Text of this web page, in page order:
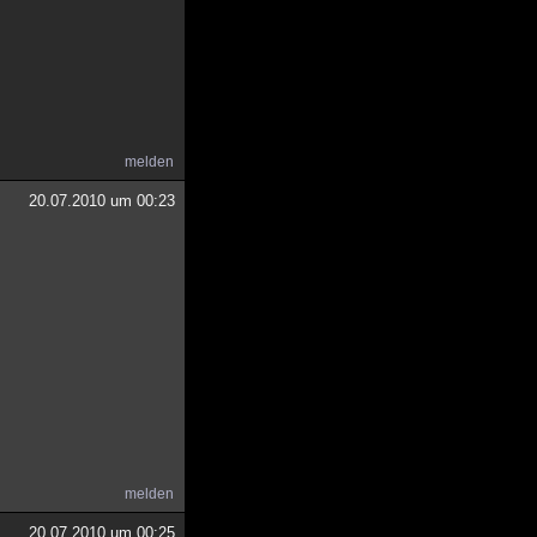
melden
20.07.2010 um 00:23
melden
20.07.2010 um 00:25